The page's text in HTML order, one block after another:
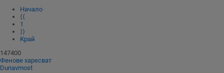
Начало
⟨⟨
1
⟩⟩
Край
147400
Фенове харесват
Dunavmost